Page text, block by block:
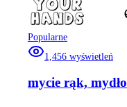
Popularne
1,456 wyświetleń
mycie rąk, mydło